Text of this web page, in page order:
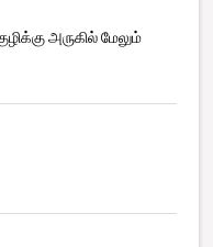
அருகில் மேலும்